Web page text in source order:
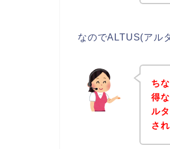
なのでALTUS(アル
ち
得
ル
さ